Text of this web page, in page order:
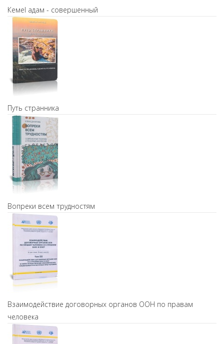
Кемel адам - совершенный
Путь странника
Вопреки всем трудностям
Взаимодействие договорных органов ООН по правам
человека